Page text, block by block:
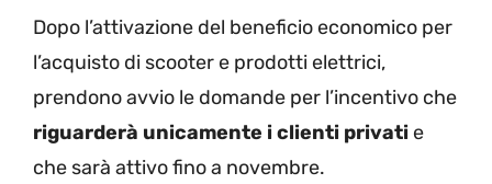
Dopo l’attivazione del beneficio economico per
l’acquisto di scooter e prodotti elettrici,
prendono avvio le domande per l’incentivo che
riguarderà unicamente i clienti privati e
che sarà attivo fino a novembre.